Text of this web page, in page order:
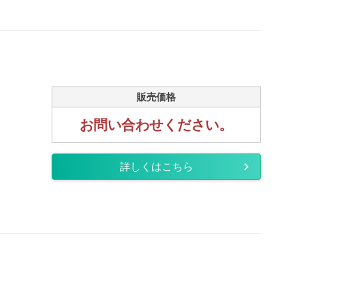
販売価格
お問い合わせください。
詳しくはこちら